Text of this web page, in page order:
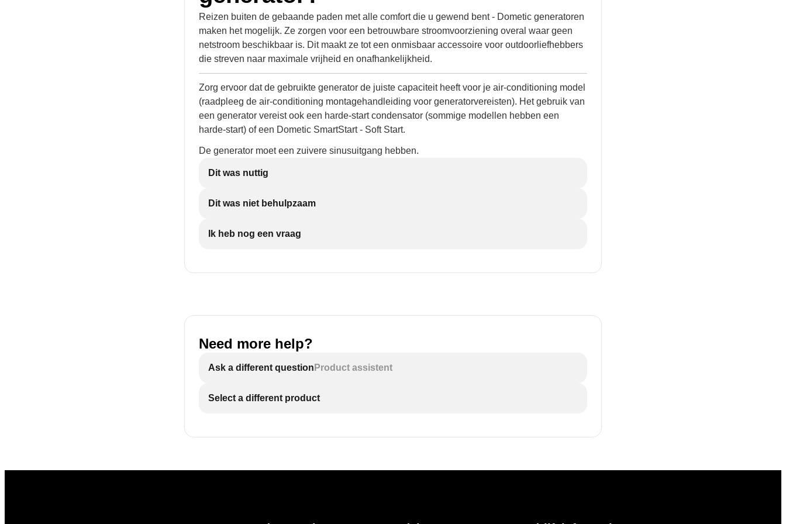
Reizen buiten de gebaande paden met alle comfort die u gewend bent - Dometic generatoren
maken het mogelijk. Ze zorgen voor een betrouwbare stroomvoorziening overal waar geen
netstroom beschikbaar is. Dit maakt ze tot een onmisbaar accessoire voor outdoorliefhebbers
die streven naar maximale vrijheid en onafhankelijkheid.
Zorg ervoor dat de gebruikte generator de juiste capaciteit heeft voor je air-conditioning model
(raadpleeg de air-conditioning montagehandleiding voor generatorvereisten). Het gebruik van
een generator vereist ook een harde-start condensator (sommige modellen hebben een
harde-start) of een Dometic SmartStart - Soft Start.
De generator moet een zuivere sinusuitgang hebben.
Dit was nuttig
Dit was niet behulpzaam
Ik heb nog een vraag
Need more help?
Ask a different question Product assistent
Select a different product